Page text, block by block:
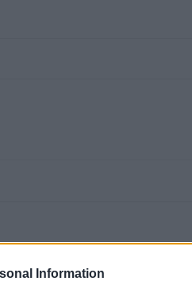
Information